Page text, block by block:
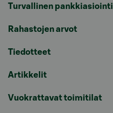
Turvallinen pankkiasiointi
Rahastojen arvot
Tiedotteet
Artikkelit
Vuokrattavat toimitilat